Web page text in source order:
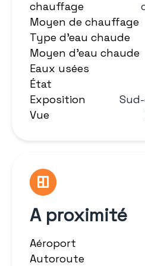
chauffage
Moyen de chauffage
Type d'eau chaude
Moyen d'eau chaude
Eaux usées
État
Exposition
Vue
A proximité
Aéroport
Autoroute